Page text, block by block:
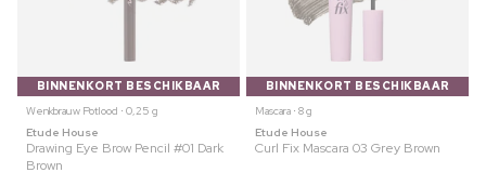
BINNENKORT BESCHIKBAAR
Wenkbrauw Potlood ⋅ 0,25 g
Etude House
Drawing Eye Brow Pencil #01 Dark
Brown
BINNENKORT BESCHIKBAAR
Mascara ⋅ 8 g
Etude House
Curl Fix Mascara 03 Grey Brown